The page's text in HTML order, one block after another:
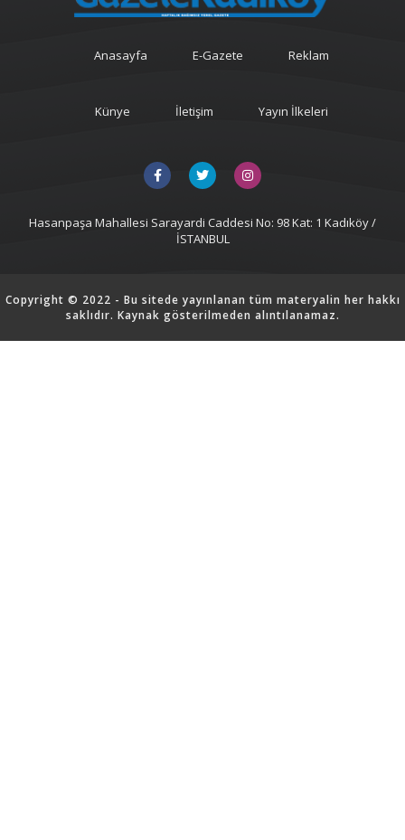
Anasayfa E-Gazete Reklam
Künye İletişim Yayın İlkeleri
Hasanpaşa Mahallesi Sarayardi Caddesi No: 98 Kat: 1 Kadıköy /
İSTANBUL
Copyright © 2022 - Bu sitede yayınlanan tüm materyalin her hakkı
saklıdır. Kaynak gösterilmeden alıntılanamaz.